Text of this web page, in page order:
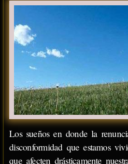
Los sueños en donde la
disconformidad que estamos
que afecten drásticamente